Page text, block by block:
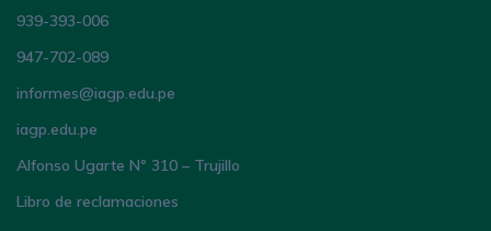
939-393-006
947-702-089
informes@iagp.edu.pe
iagp.edu.pe
Alfonso Ugarte Nº 310 – Trujillo
Libro de reclamaciones